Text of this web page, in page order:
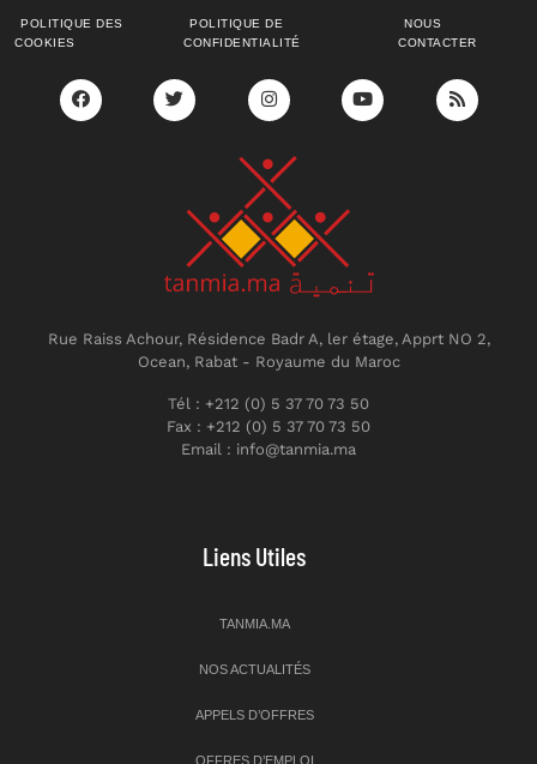
POLITIQUE DES
COOKIES
POLITIQUE DE
CONFIDENTIALITÉ
NOUS
CONTACTER
Rue Raiss Achour, Résidence Badr A, ler étage, Apprt NO 2,
Ocean, Rabat - Royaume du Maroc
Tél : +212 (0) 5 37 70 73 50
Fax : +212 (0) 5 37 70 73 50
Email : info@tanmia.ma
Liens Utiles
TANMIA.MA
NOS ACTUALITÉS
APPELS D’OFFRES
OFFRES D’EMPLOI